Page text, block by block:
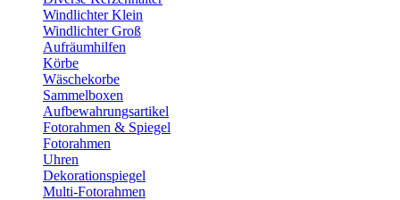
Windlichter Klein
Windlichter Groß
Aufräumhilfen
Körbe
Wäschekorbe
Sammelboxen
Aufbewahrungsartikel
Fotorahmen & Spiegel
Fotorahmen
Uhren
Dekorationspiegel
Multi-Fotorahmen